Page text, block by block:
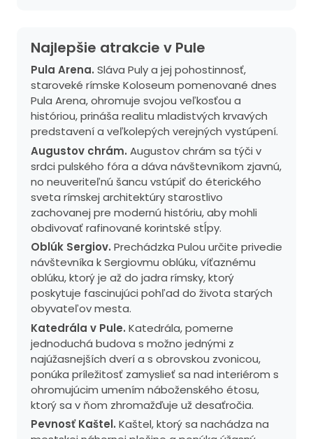
Najlepšie atrakcie v Pule
Pula Arena. Sláva Puly a jej pohostinnosť,
staroveké rímske Koloseum pomenované dnes
Pula Arena, ohromuje svojou veľkosťou a
históriou, prináša realitu mladistvých krvavých
predstavení a veľkolepých verejných vystúpení.
Augustov chrám. Augustov chrám sa týči v
srdci pulského fóra a dáva návštevníkom zjavnú,
no neuveriteľnú šancu vstúpiť do éterického
sveta rímskej architektúry starostlivo
zachovanej pre modernú históriu, aby mohli
obdivovať rafinované korintské stĺpy.
Oblúk Sergiov. Prechádzka Pulou určite privedie
návštevníka k Sergiovmu oblúku, víťaznému
oblúku, ktorý je až do jadra rímsky, ktorý
poskytuje fascinujúci pohľad do života starých
obyvateľov mesta.
Katedrála v Pule. Katedrála, pomerne
jednoduchá budova s ​​možno jednými z
najúžasnejších dverí a s obrovskou zvonicou,
ponúka príležitosť zamyslieť sa nad interiérom s
ohromujúcim umením náboženského étosu,
ktorý sa v ňom zhromažďuje už desaťročia.
Pevnosť Kaštel. Kaštel, ktorý sa nachádza na